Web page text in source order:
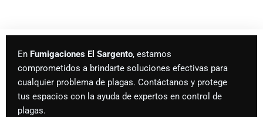
En Fumigaciones El Sargento, estamos
comprometidos a brindarte soluciones efectivas para
cualquier problema de plagas. Contáctanos y protege
tus espacios con la ayuda de expertos en control de
plagas.